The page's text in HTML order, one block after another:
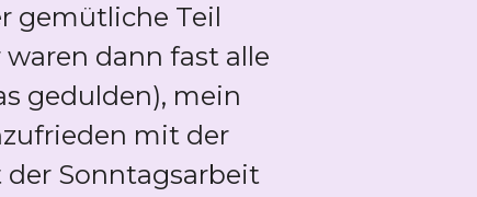
gemütliche Teil
dann fast alle
gedulden), mein
mit der
Sonntagsarbeit